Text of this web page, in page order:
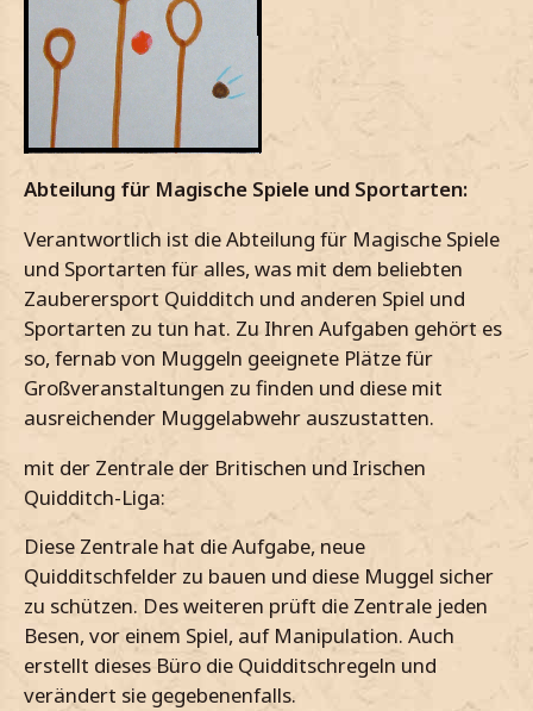
Abteilung für Magische Spiele und Sportarten:
Verantwortlich ist die Abteilung für Magische Spiele
und Sportarten für alles, was mit dem beliebten
Zauberersport Quidditch und anderen Spiel und
Sportarten zu tun hat. Zu Ihren Aufgaben gehört es
so, fernab von Muggeln geeignete Plätze für
Großveranstaltungen zu finden und diese mit
ausreichender Muggelabwehr auszustatten.
mit der Zentrale der Britischen und Irischen
Quidditch-Liga:
Diese Zentrale hat die Aufgabe, neue
Quidditschfelder zu bauen und diese Muggel sicher
zu schützen. Des weiteren prüft die Zentrale jeden
Besen, vor einem Spiel, auf Manipulation. Auch
erstellt dieses Büro die Quidditschregeln und
verändert sie gegebenenfalls.